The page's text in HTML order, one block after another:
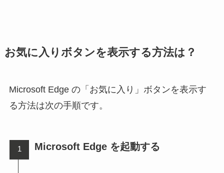
お気に入りボタンを表示する方法は？
Microsoft Edge の「お気に入り」ボタンを表示す
る方法は次の手順です。
Microsoft Edge を起動する